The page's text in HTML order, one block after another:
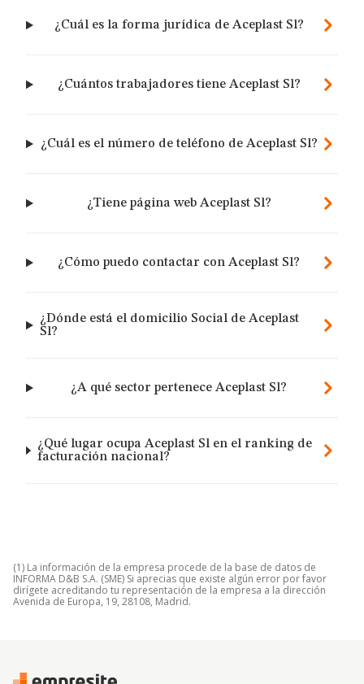
¿Cuál es la forma jurídica de Aceplast Sl?
¿Cuántos trabajadores tiene Aceplast Sl?
¿Cuál es el número de teléfono de Aceplast Sl?
¿Tiene página web Aceplast Sl?
¿Cómo puedo contactar con Aceplast Sl?
¿Dónde está el domicilio Social de Aceplast
Sl?
¿A qué sector pertenece Aceplast Sl?
¿Qué lugar ocupa Aceplast Sl en el ranking de
facturación nacional?
(1) La información de la empresa procede de la base de datos de
INFORMA D&B S.A. (SME) Si aprecias que existe algún error por favor
dirígete acreditando tu representación de la empresa a la dirección
Avenida de Europa, 19, 28108, Madrid.